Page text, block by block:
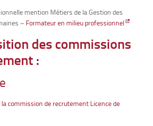
mention Métiers de la Gestion des
– Formateur en milieu professionnel
des commissions
:
commission de recrutement Licence de